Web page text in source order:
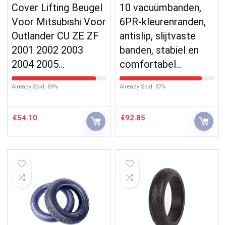
Cover Lifting Beugel
Voor Mitsubishi Voor
Outlander CU ZE ZF
2001 2002 2003
2004 2005…
Already Sold: 89%
€54.10
10 vacuümbanden,
6PR-kleurenranden,
antislip, slijtvaste
banden, stabiel en
comfortabel…
Already Sold: 87%
€92.85